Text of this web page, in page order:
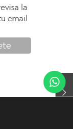
la
email.